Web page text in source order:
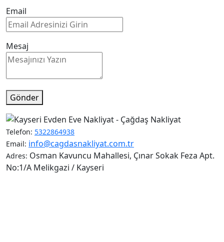
Email
Mesaj
Gönder
Telefon: 5322864938
Email: info@cagdasnakliyat.com.tr
Adres: Osman Kavuncu Mahallesi, Çınar Sokak Feza Apt.
No:1/A Melikgazi / Kayseri